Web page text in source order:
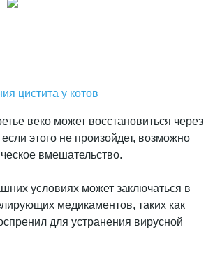
цистита у котов
веко может восстановиться через
этого не произойдет, возможно
вмешательство.
условиях может заключаться в
медикаментов, таких как
для устранения вирусной